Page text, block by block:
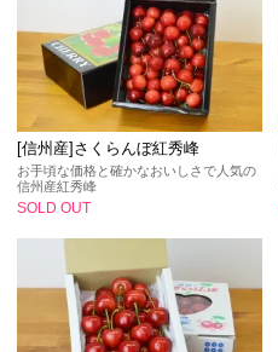
[信州産]さくらんぼ紅秀峰
お手頃な価格と確かなおいしさで人気の
信州産紅秀峰
SOLD OUT